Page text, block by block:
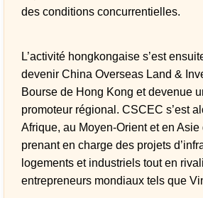
des conditions concurrentielles.
L’activité hongkongaise s’est
devenir China Overseas Land &
Bourse de Hong Kong et devenue
promoteur régional. CSCEC s’est
Afrique, au Moyen-Orient et en Asie
prenant en charge des projets
logements et industriels tout en
entrepreneurs mondiaux tels que